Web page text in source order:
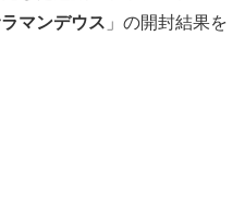
マンデウス 」の開封結果を